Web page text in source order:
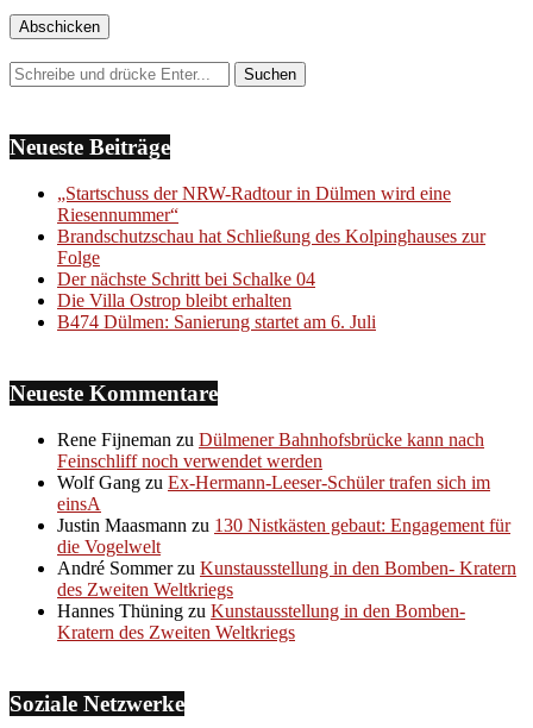
Neueste Beiträge
„Startschuss der NRW-Radtour in Dülmen wird eine
Riesennummer“
Brandschutzschau hat Schließung des Kolpinghauses zur
Folge
Der nächste Schritt bei Schalke 04
Die Villa Ostrop bleibt erhalten
B474 Dülmen: Sanierung startet am 6. Juli
Neueste Kommentare
Rene Fijneman zu Dülmener Bahnhofsbrücke kann nach
Feinschliff noch verwendet werden
Wolf Gang zu Ex-Hermann-Leeser-Schüler trafen sich im
einsA
Justin Maasmann zu 130 Nistkästen gebaut: Engagement für
die Vogelwelt
André Sommerzu Kunstausstellung in den Bomben- Kratern
des Zweiten Weltkriegs
Hannes Thüning zu Kunstausstellung in den Bomben-
Kratern des Zweiten Weltkriegs
Soziale Netzwerke